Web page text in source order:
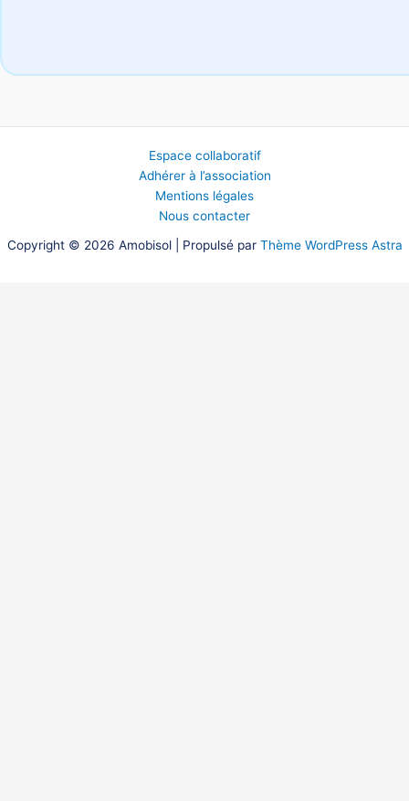
Espace collaboratif
Adhérer à l’association
Mentions légales
Nous contacter
Copyright © 2026 Amobisol | Propulsé par Thème WordPress Astra